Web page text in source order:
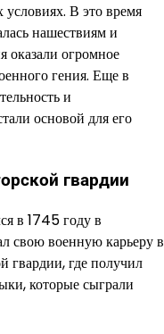
В это время
нашествиям и
оказали огромное
гения. Еще в
и
основой для его
гвардии
в 1745 году в
свою военную карьеру в
гвардии, где получил
которые сыграли